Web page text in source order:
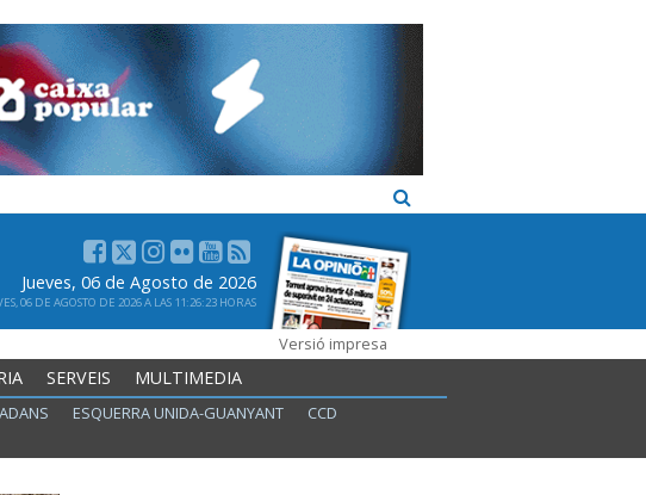
Jueves, 06 de Agosto de 2026
06 DE AGOSTO DE 2026 A LAS 11:26:23 HORAS
Versió impresa
SERVEIS MULTIMEDIA
ESQUERRA UNIDA-GUANYANT
CCD